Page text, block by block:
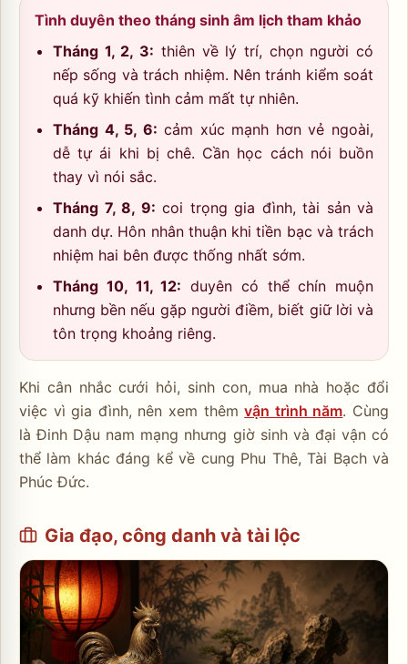
Tình duyên theo tháng sinh âm lịch tham khảo
Tháng 1, 2, 3: thiên về lý trí, chọn người có
nếp sống và trách nhiệm. Nên tránh kiểm soát
quá kỹ khiến tình cảm mất tự nhiên.
Tháng 4, 5, 6: cảm xúc mạnh hơn vẻ ngoài,
dễ tự ái khi bị chê. Cần học cách nói buồn
thay vì nói sắc.
Tháng 7, 8, 9: coi trọng gia đình, tài sản và
danh dự. Hôn nhân thuận khi tiền bạc và trách
nhiệm hai bên được thống nhất sớm.
Tháng 10, 11, 12: duyên có thể chín muộn
nhưng bền nếu gặp người điềm, biết giữ lời và
tôn trọng khoảng riêng.
Khi cân nhắc cưới hỏi, sinh con, mua nhà hoặc đổi
việc vì gia đình, nên xem thêmvận trình năm. Cùng
là Đinh Dậu nam mạng nhưng giờ sinh và đại vận có
thể làm khác đáng kể về cung Phu Thê, Tài Bạch và
Phúc Đức.
Gia đạo, công danh và tài lộc